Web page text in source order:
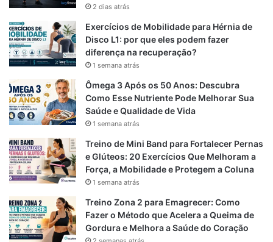
o
k
a
p
2 dias atrás
Exercícios de Mobilidade para Hérnia de
Disco L1: por que eles podem fazer
diferença na recuperação?
1 semana atrás
Ômega 3 Após os 50 Anos: Descubra
Como Esse Nutriente Pode Melhorar Sua
Saúde e Qualidade de Vida
1 semana atrás
Treino de Mini Band para Fortalecer Pernas
e Glúteos: 20 Exercícios Que Melhoram a
Força, a Mobilidade e Protegem a Coluna
1 semana atrás
Treino Zona 2 para Emagrecer: Como
Fazer o Método que Acelera a Queima de
Gordura e Melhora a Saúde do Coração